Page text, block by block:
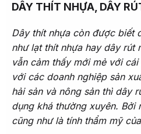
DÂY THÍT NHỰA, DÂY
Dây thít nhựa còn được biết
như lạt thít nhựa hay dây rút
vẫn cảm thấy mới mẻ với
với các doanh nghiệp sản
hải sản và nông sản thì dây
dụng khá thường xuyên. Bởi
cũng như là tính thẩm mỹ